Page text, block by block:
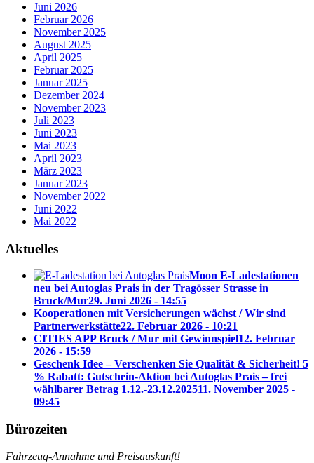
Juni 2026
Februar 2026
November 2025
August 2025
April 2025
Februar 2025
Januar 2025
Dezember 2024
November 2023
Juli 2023
Juni 2023
Mai 2023
April 2023
März 2023
Januar 2023
November 2022
Juni 2022
Mai 2022
Aktuelles
Moon E-Ladestationen
neu bei Autoglas Prais in der Tragösser Strasse in
Bruck/Mur29. Juni 2026 - 14:55
Kooperationen mit Versicherungen wächst / Wir sind
Partnerwerkstätte22. Februar 2026 - 10:21
CITIES APP Bruck / Mur mit Gewinnspiel12. Februar
2026 - 15:59
Geschenk Idee – Verschenken Sie Qualität & Sicherheit! 5
% Rabatt: Gutschein-Aktion bei Autoglas Prais – frei
wählbarer Betrag 1.12.-23.12.202511. November 2025 -
09:45
Bürozeiten
Fahrzeug-Annahme und Preisauskunft!